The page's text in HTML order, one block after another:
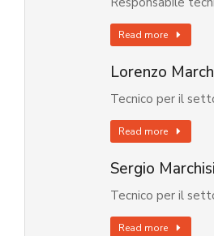
Read more
Lorenzo
Tecnico per il
Read more
Sergio
Tecnico per il
Read more